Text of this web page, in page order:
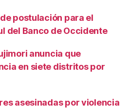
postulación para el
del Banco de Occidente
anuncia que
en siete distritos por
asesinadas por violencia